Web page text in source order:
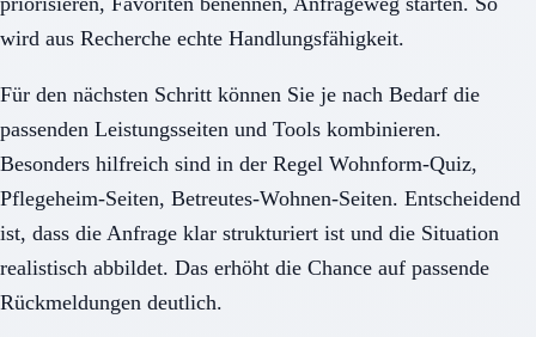
wird aus Recherche echte Handlungsfähigkeit.
Für den nächsten Schritt können Sie je nach Bedarf die
passenden Leistungsseiten und Tools kombinieren.
Besonders hilfreich sind in der Regel Wohnform-Quiz,
Pflegeheim-Seiten, Betreutes-Wohnen-Seiten. Entscheidend
ist, dass die Anfrage klar strukturiert ist und die Situation
realistisch abbildet. Das erhöht die Chance auf passende
Rückmeldungen deutlich.